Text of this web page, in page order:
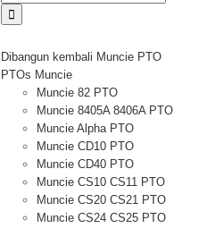
untuk:
Dibangun kembali Muncie PTO
PTOs Muncie
Muncie 82 PTO
Muncie 8405A 8406A PTO
Muncie Alpha PTO
Muncie CD10 PTO
Muncie CD40 PTO
Muncie CS10 CS11 PTO
Muncie CS20 CS21 PTO
Muncie CS24 CS25 PTO